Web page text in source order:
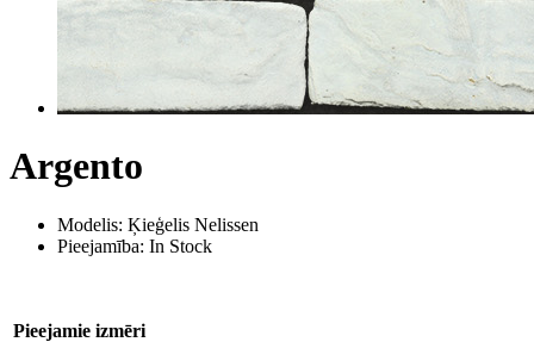
Argento
Modelis: Ķieģelis Nelissen
Pieejamība: In Stock
Pieejamie izmēri